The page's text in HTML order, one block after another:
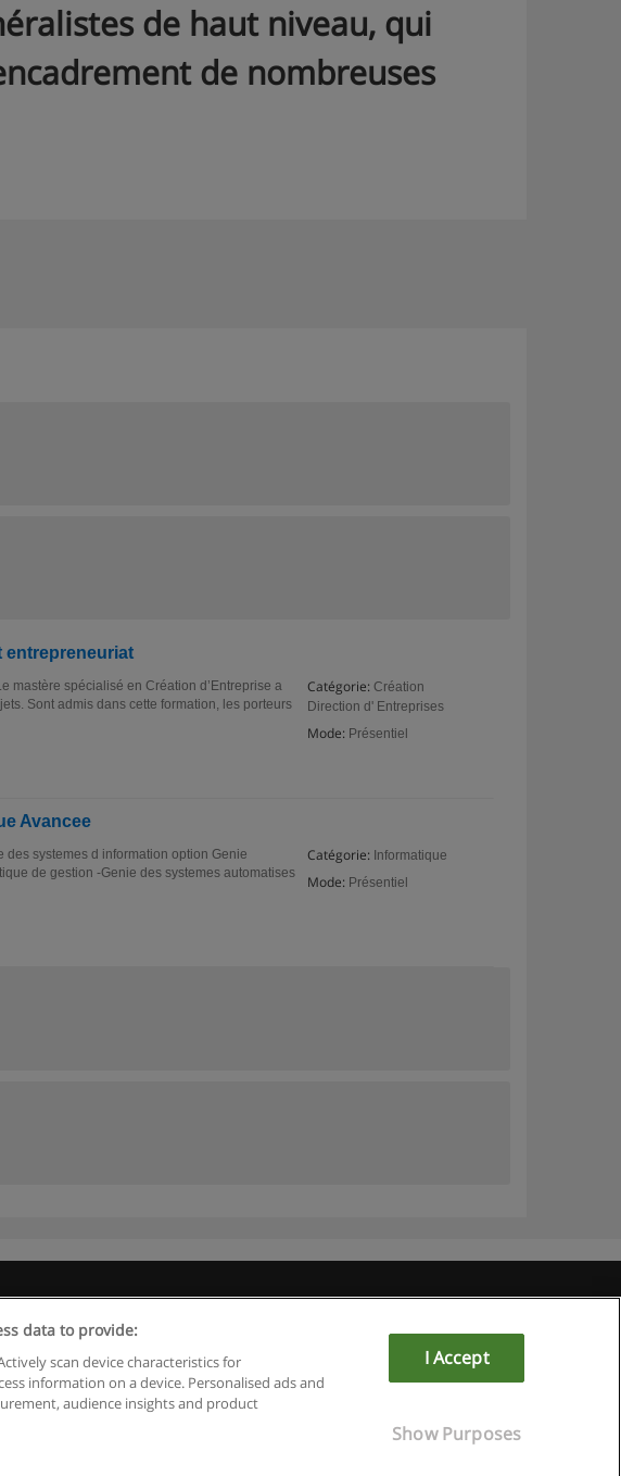
de haut niveau, qui
de nombreuses
entrepreneuriat
Catégorie: Création
Direction d' Entreprises
Mode: Présentiel
mastère spécialisé en Création d’Entreprise a
Sont admis dans cette formation, les porteurs
Avancee
Catégorie: Informatique
Mode: Présentiel
des systemes d information option Genie
de gestion -Genie des systemes automatises
-www.educaedu.fr
data to provide:
scan device characteristics for
information on a device. Personalised ads and
audience insights and product
I Accept
Show Purposes